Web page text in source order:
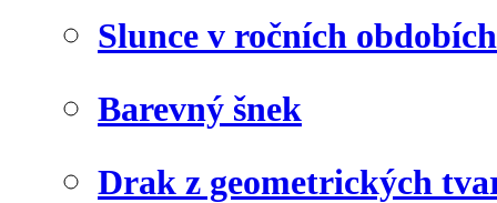
Slunce v ročních obdobích
Barevný šnek
Drak z geometrických